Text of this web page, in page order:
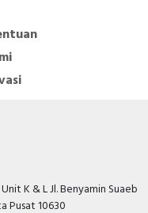
K & L Jl. Benyamin Suaeb
Pusat 10630